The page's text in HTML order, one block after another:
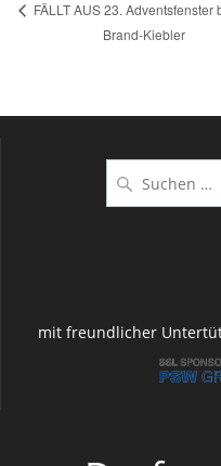
FÄLLT AUS 23. Adventsfenster
Brand-Kiebler
nach:
mit freundlicher